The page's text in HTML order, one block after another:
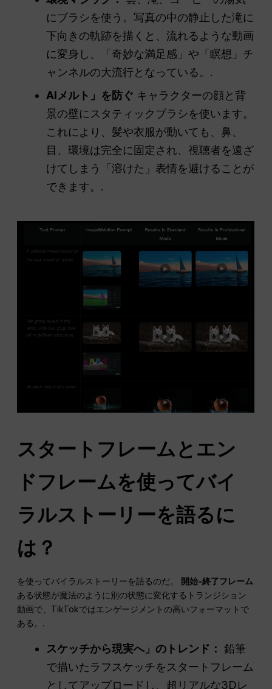
にブラシを使う。写真の中の静止した滝に
下向きの軌跡を描くと、流れるような動画
に変身し、「奇妙な満足感」や「瞑想」チ
ャンネルの大流行となっている。.
AIメルト」を防ぐ キャラクターの顔と背
景の壁にスタティックブラシを使います。
これにより、髪や衣服が動いても、鼻、
目、環境は完全に固定され、視聴者を遠ざ
けてしまう「溶けた」表情を避けることが
できます。.
スタートフレームとエン
ドフレームを使ってバイ
ラルストーリーを語るに
は？
を使ってバイラルストーリーを語るのだ。 開始-終了フレーム
ある状態が魔法のように別の状態に変化するトランジション
動画で、TikTokではエンゲージメントの高いフォーマットで
ある。.
スケッチから現実へ」のトレンド： 鉛筆
で描いたラフスケッチをスタートフレーム
としてアップロードし、超リアルな3Dレ